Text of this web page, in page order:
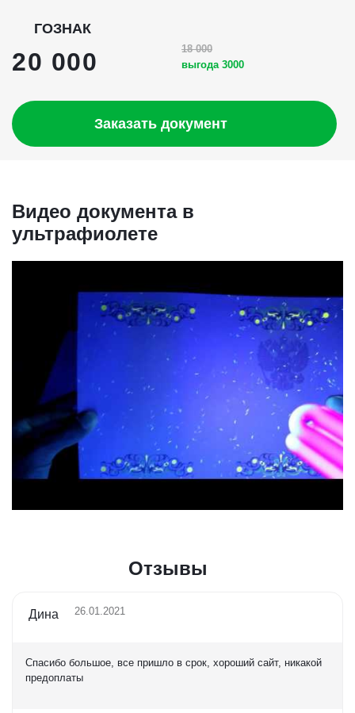
ГОЗНАК
20 000
18 000
выгода 3000
Заказать документ
Видео документа в
ультрафиолете
Отзывы
Дина 26.01.2021
Спасибо большое, все пришло в срок, хороший сайт, никакой
предоплаты